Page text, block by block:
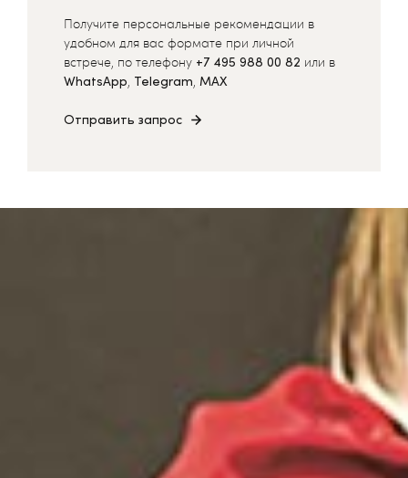
Получите персональные рекомендации в
удобном для вас формате при личной
встрече, по телефону +7 495 988 00 82 или в
WhatsApp, Telegram, MAX
Отправить запрос